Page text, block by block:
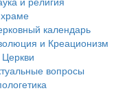
календарь
и Креационизм
вопросы